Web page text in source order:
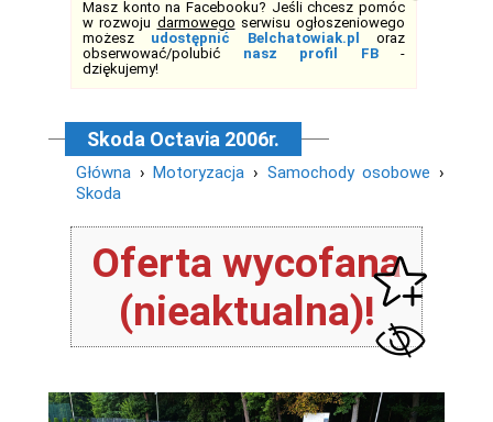
Masz konto na Facebooku? Jeśli chcesz pomóc
w rozwoju darmowego serwisu ogłoszeniowego
możesz udostępnić Belchatowiak.pl
oraz
obserwować/polubić nasz profil FB-
dziękujemy!
Skoda Octavia 2006r.
Główna ›Motoryzacja › Samochody osobowe ›
Skoda
Oferta wycofana
(nieaktualna)!